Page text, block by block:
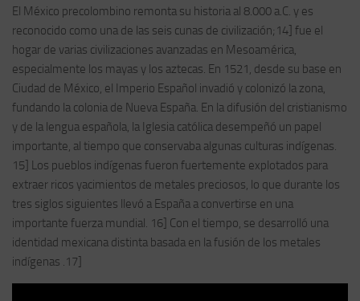
El México precolombino remonta su historia al 8.000 a.C. y es
reconocido como una de las seis cunas de civilización;14] fue el
hogar de varias civilizaciones avanzadas en Mesoamérica,
especialmente los mayas y los aztecas. En 1521, desde su base en
Ciudad de México, el Imperio Español invadió y colonizó la zona,
fundando la colonia de Nueva España. En la difusión del cristianismo
y de la lengua española, la Iglesia católica desempeñó un papel
importante, al tiempo que conservaba algunas culturas indígenas.
15] Los pueblos indígenas fueron fuertemente explotados para
extraer ricos yacimientos de metales preciosos, lo que durante los
tres siglos siguientes llevó a España a convertirse en una
importante fuerza mundial. 16] Con el tiempo, se desarrolló una
identidad mexicana distinta basada en la fusión de los metales
indígenas .17]